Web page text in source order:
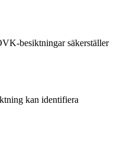
besiktningar säkerställer
kan identifiera